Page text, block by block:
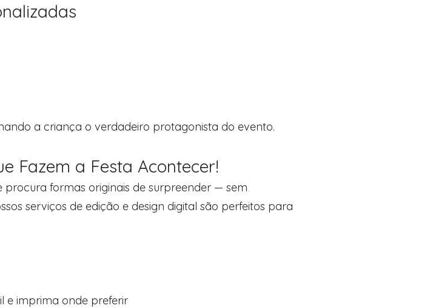
a criança o verdadeiro protagonista do evento.
Fazem a Festa Acontecer!
formas originais de surpreender — sem
serviços de edição e design digital são perfeitos para
e imprima onde preferir